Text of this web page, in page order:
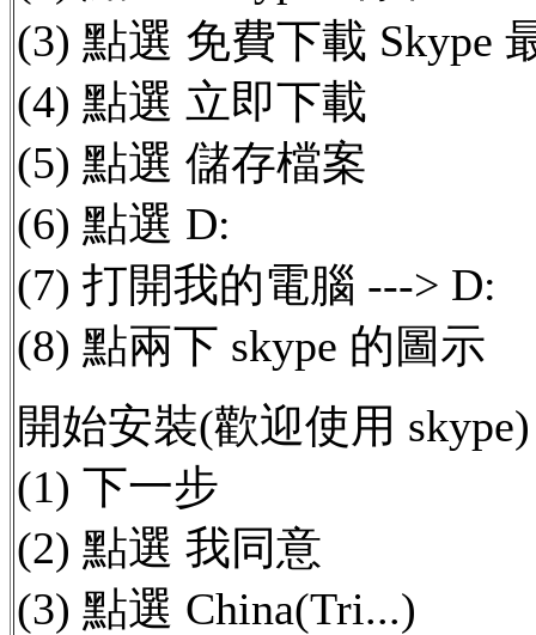
(3) 點選 免費下載 Skype
(4) 點選 立即下載
(5) 點選 儲存檔案
(6) 點選 D:
(7) 打開我的電腦 ---> D:
(8) 點兩下 skype 的圖示
開始安裝(歡迎使用 skype)
(1) 下一步
(2) 點選 我同意
(3) 點選 China(Tri...)